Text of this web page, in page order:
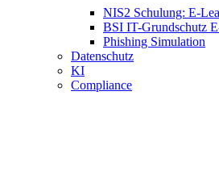
NIS2 Schulung: E-
BSI IT-Grundschutz
Phishing Simulation
Datenschutz
KI
Compliance